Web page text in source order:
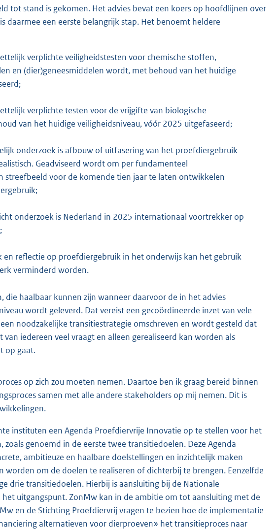
tot stand is gekomen. Het advies bevat een koers op hoofdlijnen over
daarmee een eerste belangrijk stap. Het benoemt heldere
verplichte veiligheidstesten voor chemische stoffen,
en (dier)geneesmiddelen wordt, met behoud van het huidige
verplichte testen voor de vrijgifte van biologische
van het huidige veiligheidsniveau, vóór 2025 uitgefaseerd;
onderzoek is afbouw of uitfasering van het proefdiergebruik
Geadviseerd wordt om per fundamenteel
streefbeeld voor de komende tien jaar te laten ontwikkelen
onderzoek is Nederland in 2025 internationaal voortrekker op
reflectie op proefdiergebruik in het onderwijs kan het gebruik
verminderd worden.
die haalbaar kunnen zijn wanneer daarvoor de in het advies
wordt geleverd. Dat vereist een gecoördineerde inzet van vele
noodzakelijke transitiestrategie omschreven en wordt gesteld dat
iedereen veel vraagt en alleen gerealiseerd kan worden als
op gaat.
op zich zou moeten nemen. Daartoe ben ik graag bereid binnen
samen met alle andere stakeholders op mij nemen. Dit is
instituten een Agenda Proefdiervrije Innovatie op te stellen voor het
genoemd in de eerste twee transitiedoelen. Deze Agenda
ambitieuze en haalbare doelstellingen en inzichtelijk maken
worden om de doelen te realiseren of dichterbij te brengen. Eenzelfde
drie transitiedoelen. Hierbij is aansluiting bij de Nationale
het uitgangspunt. ZonMw kan in de ambitie om tot aansluiting met de
en de Stichting Proefdiervrij vragen te bezien hoe de implementatie
alternatieven voor dierproeven» het transitieproces naar